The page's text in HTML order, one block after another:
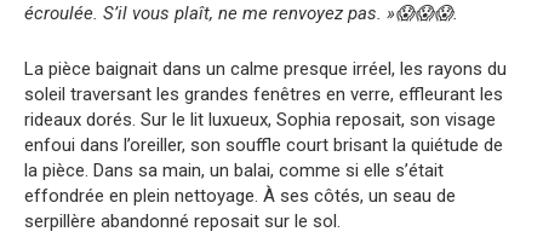
écroulée. S’il vous plaît, ne me renvoyez pas. »😱😱😱.
La pièce baignait dans un calme presque irréel, les rayons du
soleil traversant les grandes fenêtres en verre, effleurant les
rideaux dorés. Sur le lit luxueux, Sophia reposait, son visage
enfoui dans l’oreiller, son souffle court brisant la quiétude de
la pièce. Dans sa main, un balai, comme si elle s’était
effondrée en plein nettoyage. À ses côtés, un seau de
serpillère abandonné reposait sur le sol.